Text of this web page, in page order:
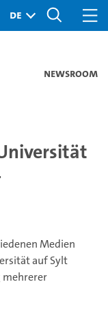
Newsroom
Medien
auf Sylt
mehrerer